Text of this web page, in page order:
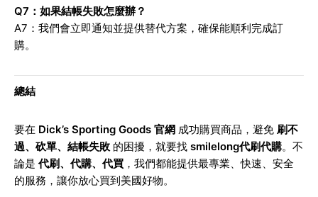
Q7 ：如果結帳失敗怎麼辦？
A7：我們會立即通知並提供替代方案，確保能順利完成訂
購。
總結
要在 Dick’s Sporting Goods 官網 成功購買商品，避免 刷不
過、砍單、結帳失敗 的困擾，就要找 smilelong代刷代購。不
論是 代刷、代購、代買 ，我們都能提供最專業、快速、安全
的服務，讓你放心買到美國好物。